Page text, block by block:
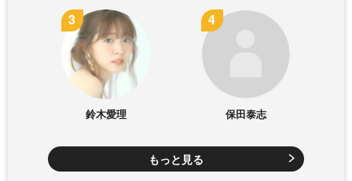
鈴木愛理 保田泰志
もっと見る